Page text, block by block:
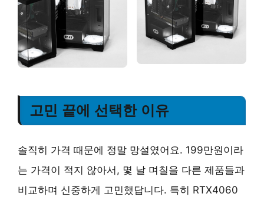
고민 끝에 선택한 이유
솔직히 가격 때문에 정말 망설였어요. 199만원이라
는 가격이 적지 않아서, 몇 날 며칠을 다른 제품들과
비교하며 신중하게 고민했답니다. 특히 RTX4060